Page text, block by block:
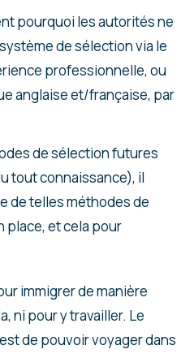
pourquoi les autorités ne
de sélection via le
professionnelle, ou
anglaise et/française, par
de sélection futures
tout connaissance), il
de telles méthodes de
place, et cela pour
immigrer de manière
ni pour y travailler. Le
de pouvoir voyager dans